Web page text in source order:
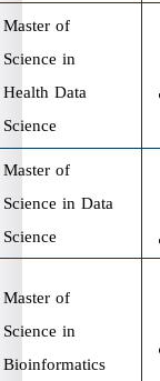
Master of
Science in
Health Data
Science
Master of
Science in Data
Science
Master of
Science in
Bioinformatics